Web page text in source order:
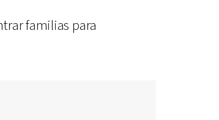
familias para